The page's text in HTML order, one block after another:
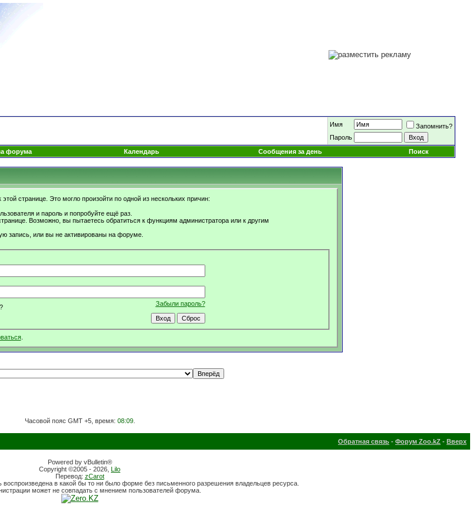
Имя
Запомнить?
Пароль
форума Календарь Сообщения за день Поиск
странице. Это могло произойти по одной из нескольких причин:
и пароль и попробуйте ещё раз.
Возможно, вы пытаетесь обратиться к функциям администратора или к другим
запись, или вы не активированы на форуме.
Забыли пароль?
.
Часовой пояс GMT +5, время: 08:09.
Обратная связь - Форум Zoo.kZ - Вверх
Powered by vBulletin®
Copyright ©2005 - 2026, Lilo
Перевод: zCarot
в какой бы то ни было форме без письменного разрешения владельцев ресурса.
может не совпадать с мнением пользователей форума.